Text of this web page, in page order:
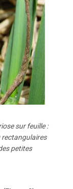
sur feuille :
rectangulaires
petites